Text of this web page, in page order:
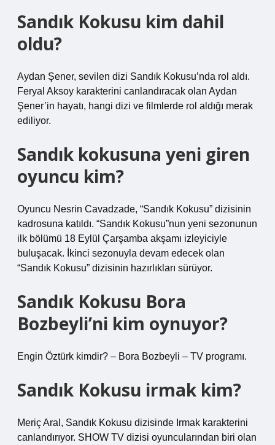
Sandık Kokusu kim dahil
oldu?
Aydan Şener, sevilen dizi Sandık Kokusu’nda rol aldı.
Feryal Aksoy karakterini canlandıracak olan Aydan
Şener’in hayatı, hangi dizi ve filmlerde rol aldığı merak
ediliyor.
Sandık kokusuna yeni giren
oyuncu kim?
Oyuncu Nesrin Cavadzade, “Sandık Kokusu” dizisinin
kadrosuna katıldı. “Sandık Kokusu”nun yeni sezonunun
ilk bölümü 18 Eylül Çarşamba akşamı izleyiciyle
buluşacak. İkinci sezonuyla devam edecek olan
“Sandık Kokusu” dizisinin hazırlıkları sürüyor.
Sandık Kokusu Bora
Bozbeyli’ni kim oynuyor?
Engin Öztürk kimdir? – Bora Bozbeyli – TV programı.
Sandık Kokusu irmak kim?
Meriç Aral, Sandık Kokusu dizisinde Irmak karakterini
canlandırıyor. SHOW TV dizisi oyuncularından biri olan